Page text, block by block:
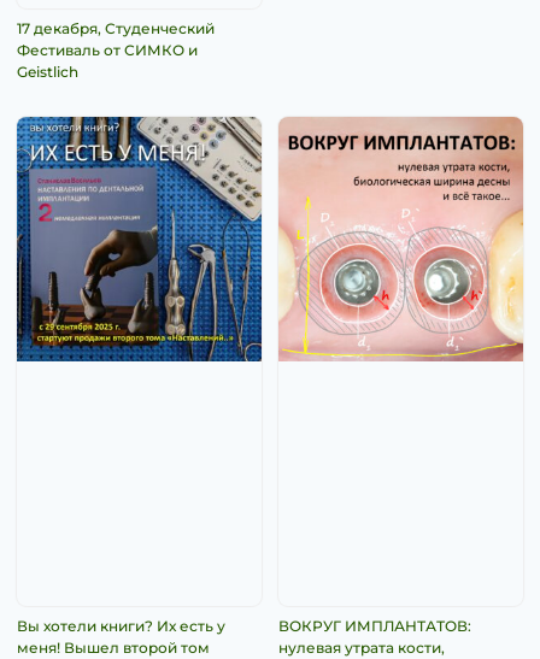
17 декабря, Студенческий
Фестиваль от СИМКО и
Geistlich
Вы хотели книги? Их есть у
меня! Вышел второй том
ВОКРУГ ИМПЛАНТАТОВ:
нулевая утрата кости,